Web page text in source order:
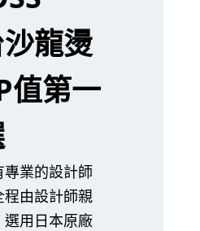
龍燙
值第一
專業的設計師
程由設計師親
選用日本原廠